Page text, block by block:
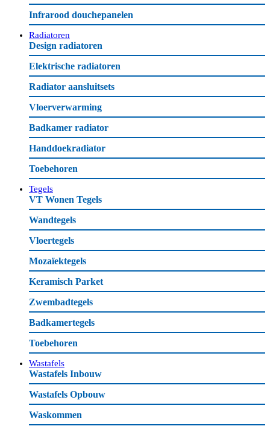
Infrarood douchepanelen
Radiatoren
Design radiatoren
Elektrische radiatoren
Radiator aansluitsets
Vloerverwarming
Badkamer radiator
Handdoekradiator
Toebehoren
Tegels
VT Wonen Tegels
Wandtegels
Vloertegels
Mozaïektegels
Keramisch Parket
Zwembadtegels
Badkamertegels
Toebehoren
Wastafels
Wastafels Inbouw
Wastafels Opbouw
Waskommen